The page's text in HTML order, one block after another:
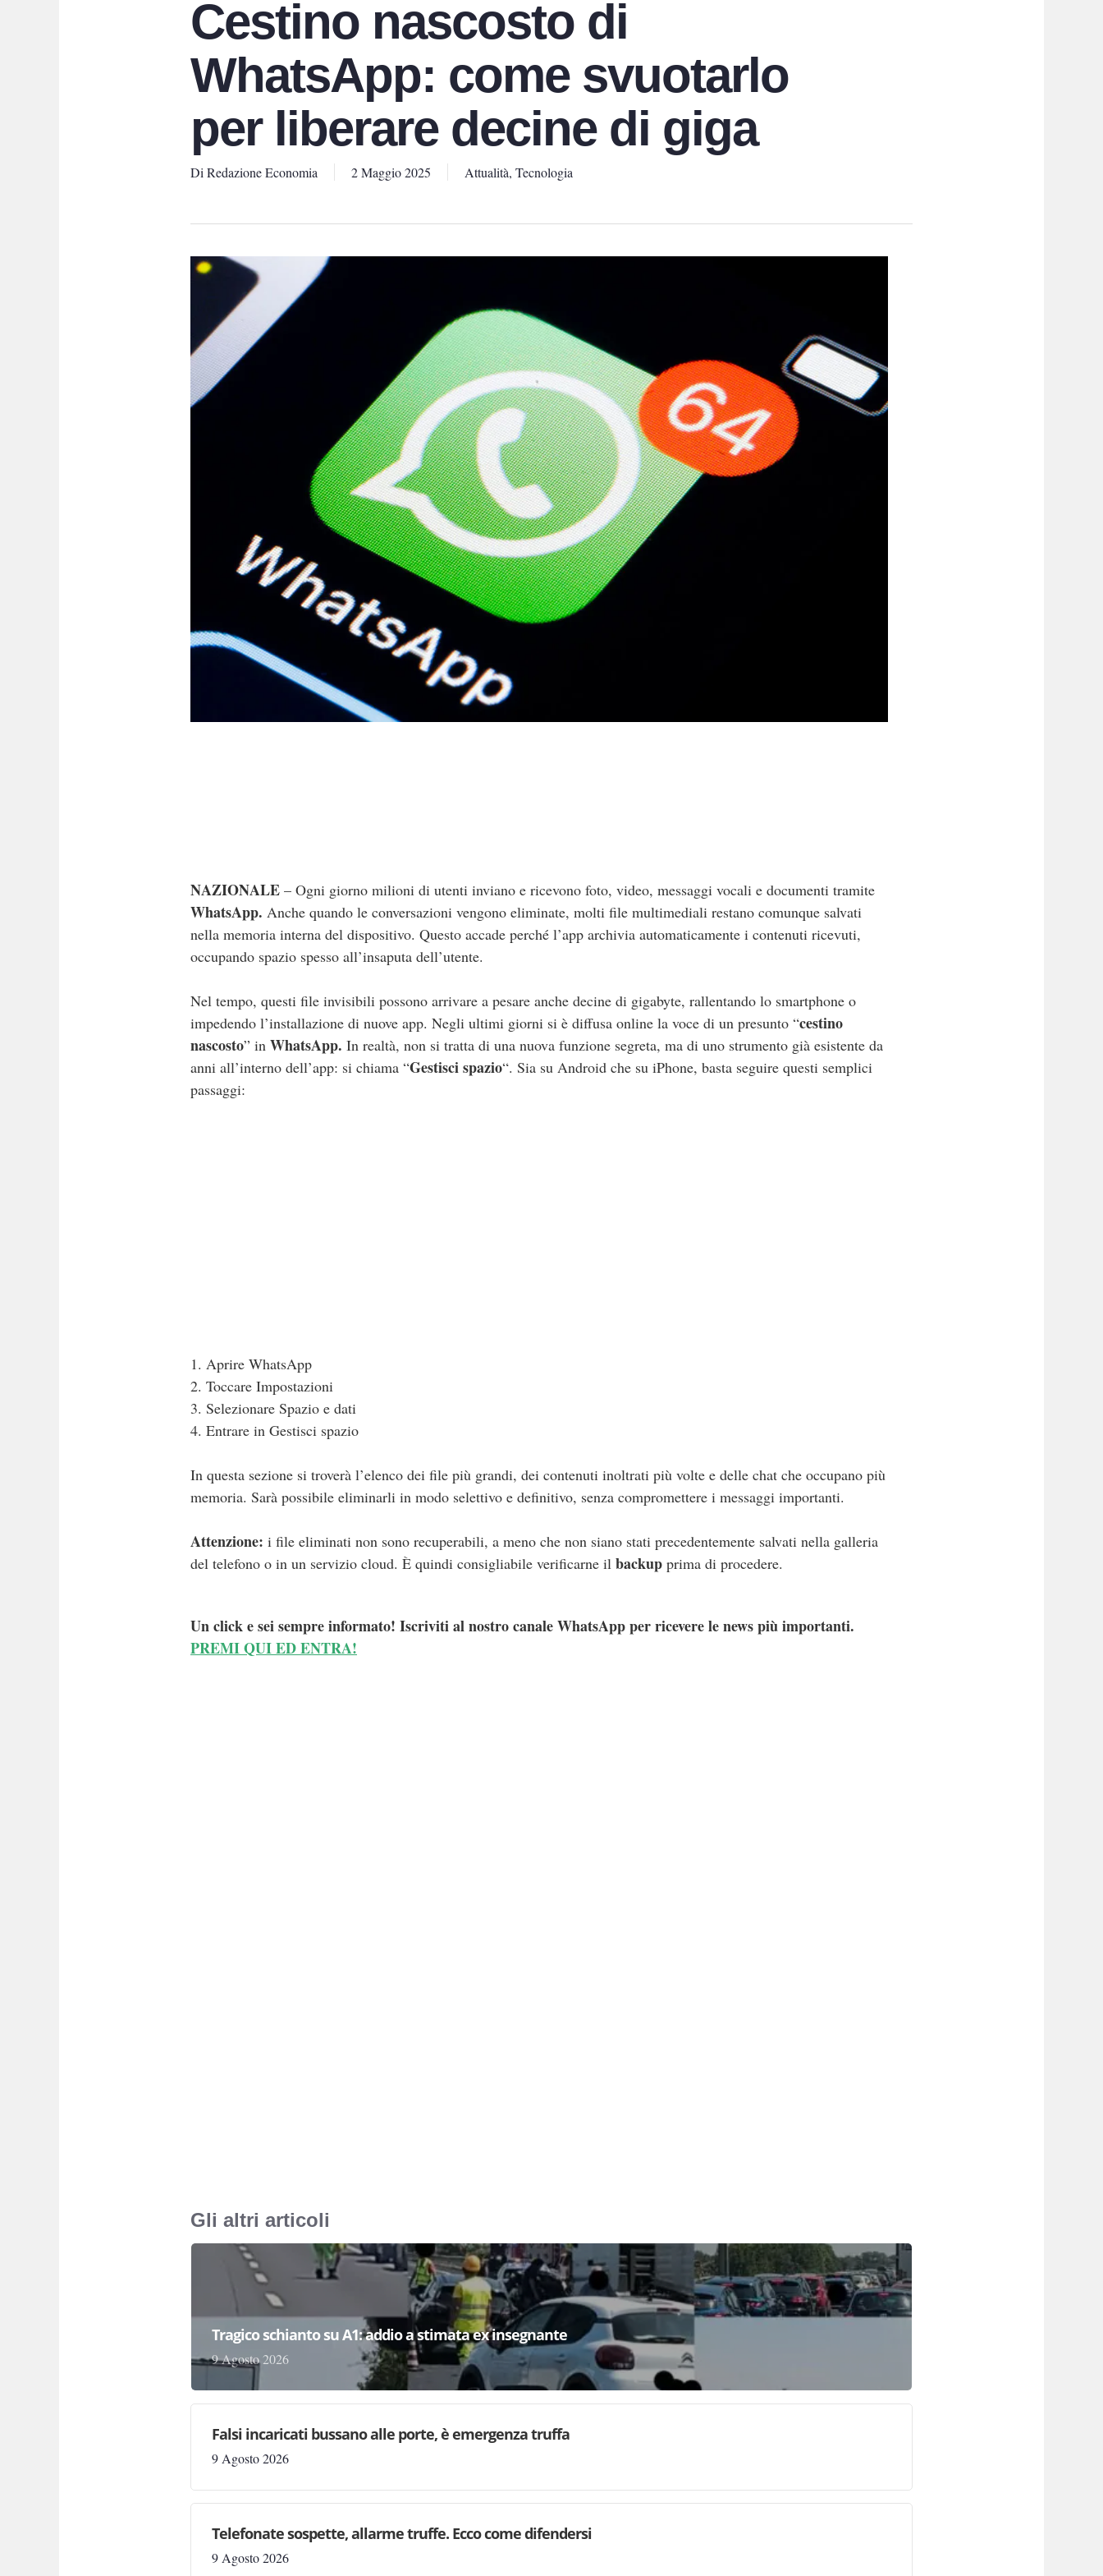
Cestino nascosto di
WhatsApp: come svuotarlo
per liberare decine di giga
Di Redazione Economia 2 Maggio 2025 Attualità, Tecnologia
NAZIONALE – Ogni giorno milioni di utenti inviano e ricevono foto, video, messaggi vocali e documenti tramite
WhatsApp. Anche quando le conversazioni vengono eliminate, molti file multimediali restano comunque salvati
nella memoria interna del dispositivo. Questo accade perché l’app archivia automaticamente i contenuti ricevuti,
occupando spazio spesso all’insaputa dell’utente.
Nel tempo, questi file invisibili possono arrivare a pesare anche decine di gigabyte, rallentando lo smartphone o
impedendo l’installazione di nuove app. Negli ultimi giorni si è diffusa online la voce di un presunto “cestino
nascosto” in WhatsApp. In realtà, non si tratta di una nuova funzione segreta, ma di uno strumento già esistente da
anni all’interno dell’app: si chiama “Gestisci spazio“. Sia su Android che su iPhone, basta seguire questi semplici
passaggi:
1. Aprire WhatsApp
2. Toccare Impostazioni
3. Selezionare Spazio e dati
4. Entrare in Gestisci spazio
In questa sezione si troverà l’elenco dei file più grandi, dei contenuti inoltrati più volte e delle chat che occupano più
memoria. Sarà possibile eliminarli in modo selettivo e definitivo, senza compromettere i messaggi importanti.
Attenzione: i file eliminati non sono recuperabili, a meno che non siano stati precedentemente salvati nella galleria
del telefono o in un servizio cloud. È quindi consigliabile verificarne il backup prima di procedere.
Un click e sei sempre informato! Iscriviti al nostro canale WhatsApp per ricevere le news più importanti.
PREMI QUI ED ENTRA!
Gli altri articoli
Tragico schianto su A1: addio a stimata ex insegnante
9 Agosto 2026
Falsi incaricati bussano alle porte, è emergenza truffa
9 Agosto 2026
Telefonate sospette, allarme truffe. Ecco come difendersi
9 Agosto 2026